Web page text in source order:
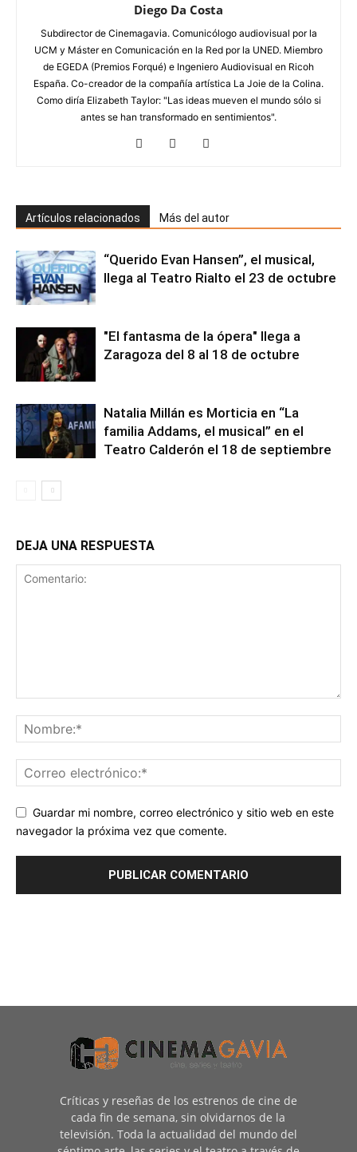
Diego Da Costa
Subdirector de Cinemagavia. Comunicólogo audiovisual por la
UCM y Máster en Comunicación en la Red por la UNED. Miembro
de EGEDA (Premios Forqué) e Ingeniero Audiovisual en Ricoh
España. Co-creador de la compañía artística La Joie de la Colina.
Como diría Elizabeth Taylor: "Las ideas mueven el mundo sólo si
antes se han transformado en sentimientos".
Artículos relacionados Más del autor
“Querido Evan Hansen”, el musical,
llega al Teatro Rialto el 23 de octubre
"El fantasma de la ópera" llega a
Zaragoza del 8 al 18 de octubre
Natalia Millán es Morticia en “La
familia Addams, el musical” en el
Teatro Calderón el 18 de septiembre
DEJA UNA RESPUESTA
Guardar mi nombre, correo electrónico y sitio web en este
navegador la próxima vez que comente.
Críticas y reseñas de los estrenos de cine de
cada fin de semana, sin olvidarnos de la
televisión. Toda la actualidad del mundo del